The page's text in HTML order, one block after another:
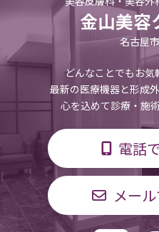
金山美容
名古屋
どんなことでもお気
最新の医療機器と形成
心を込めて診療・施
電話
メー